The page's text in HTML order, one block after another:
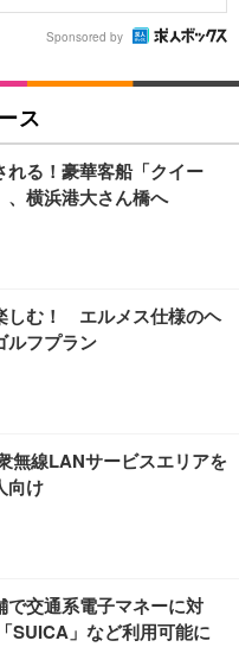
Sponsored by
ス
れる！豪華客船「クイー
、横浜港大さん橋へ
しむ！ エルメス仕様のヘ
ルフプラン
無線LANサービスエリアを
向け
で交通系電子マネーに対
」など利用可能に